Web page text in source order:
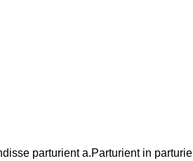
parturient a.Parturient in